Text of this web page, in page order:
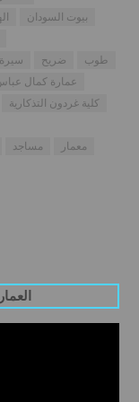
بيوت السودان
سيرة ضريح
طوب
عمارة كمال
كلية غردون التذكارية
مساجد
معمار